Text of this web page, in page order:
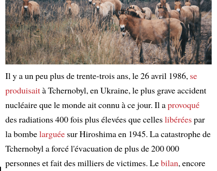
Il y a un peu plus de trente-trois ans, le 26 avril 1986, se
produisaità Tchernobyl, en Ukraine, le plus grave accident
nucléaire que le monde ait connu à ce jour. Il aprovoqué
des radiations 400 fois plus élevées que celleslibéréespar
la bombelarguéesur Hiroshima en 1945. La catastrophe de
Tchernobyl a forcé l'évacuation de plus de 200 000
personnes et fait des milliers de victimes. Lebilan, encore